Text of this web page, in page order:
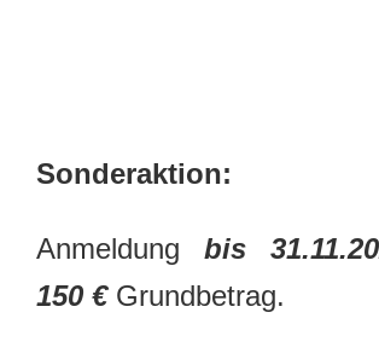
Sonderaktion:
Anmeldung bis
150 €Grundbetrag.